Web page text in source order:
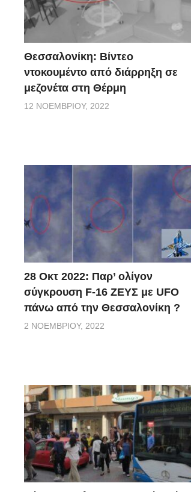
Θεσσαλονίκη: Βίντεο
ντοκουμέντο από διάρρηξη σε
μεζονέτα στη Θέρμη
12 ΝΟΕΜΒΡΊΟΥ, 2022
28 Οκτ 2022: Παρ’ ολίγον
σύγκρουση F-16 ΖΕΥΣ με UFO
πάνω από την Θεσσαλονίκη ?
2 ΝΟΕΜΒΡΊΟΥ, 2022